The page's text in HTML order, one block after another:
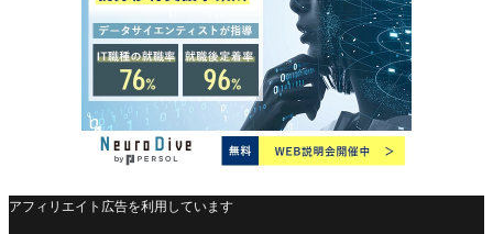
アフィリエイト広告を利用しています